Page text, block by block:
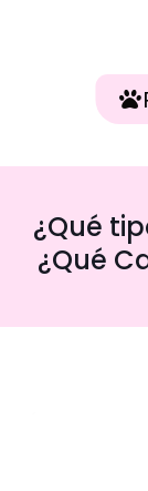
¿Qué
¿Qué